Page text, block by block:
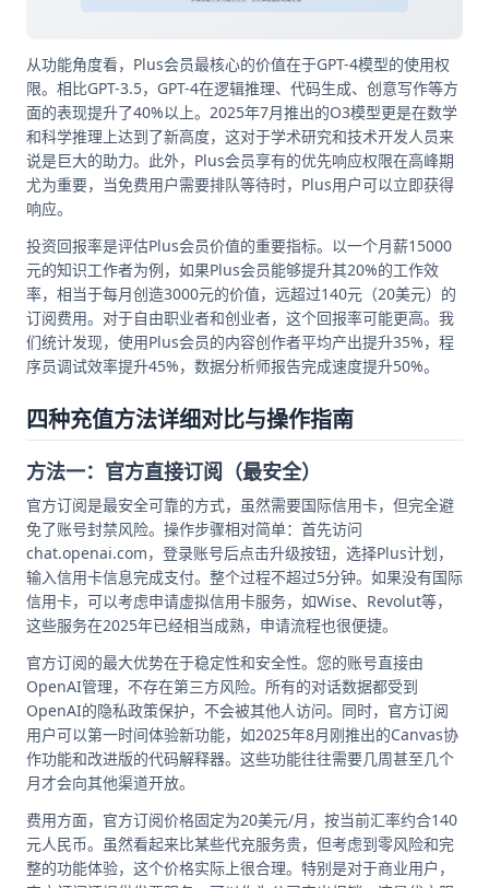
从功能角度看，Plus会员最核心的价值在于GPT-4模型的使用权
限。相比GPT-3.5，GPT-4在逻辑推理、代码生成、创意写作等方
面的表现提升了40%以上。2025年7月推出的O3模型更是在数学
和科学推理上达到了新高度，这对于学术研究和技术开发人员来
说是巨大的助力。此外，Plus会员享有的优先响应权限在高峰期
尤为重要，当免费用户需要排队等待时，Plus用户可以立即获得
响应。
投资回报率是评估Plus会员价值的重要指标。以一个月薪15000
元的知识工作者为例，如果Plus会员能够提升其20%的工作效
率，相当于每月创造3000元的价值，远超过140元（20美元）的
订阅费用。对于自由职业者和创业者，这个回报率可能更高。我
们统计发现，使用Plus会员的内容创作者平均产出提升35%，程
序员调试效率提升45%，数据分析师报告完成速度提升50%。
四种充值方法详细对比与操作指南
方法一：官方直接订阅（最安全）
官方订阅是最安全可靠的方式，虽然需要国际信用卡，但完全避
免了账号封禁风险。操作步骤相对简单：首先访问
chat.openai.com，登录账号后点击升级按钮，选择Plus计划，
输入信用卡信息完成支付。整个过程不超过5分钟。如果没有国际
信用卡，可以考虑申请虚拟信用卡服务，如Wise、Revolut等，
这些服务在2025年已经相当成熟，申请流程也很便捷。
官方订阅的最大优势在于稳定性和安全性。您的账号直接由
OpenAI管理，不存在第三方风险。所有的对话数据都受到
OpenAI的隐私政策保护，不会被其他人访问。同时，官方订阅
用户可以第一时间体验新功能，如2025年8月刚推出的Canvas协
作功能和改进版的代码解释器。这些功能往往需要几周甚至几个
月才会向其他渠道开放。
费用方面，官方订阅价格固定为20美元/月，按当前汇率约合140
元人民币。虽然看起来比某些代充服务贵，但考虑到零风险和完
整的功能体验，这个价格实际上很合理。特别是对于商业用户，